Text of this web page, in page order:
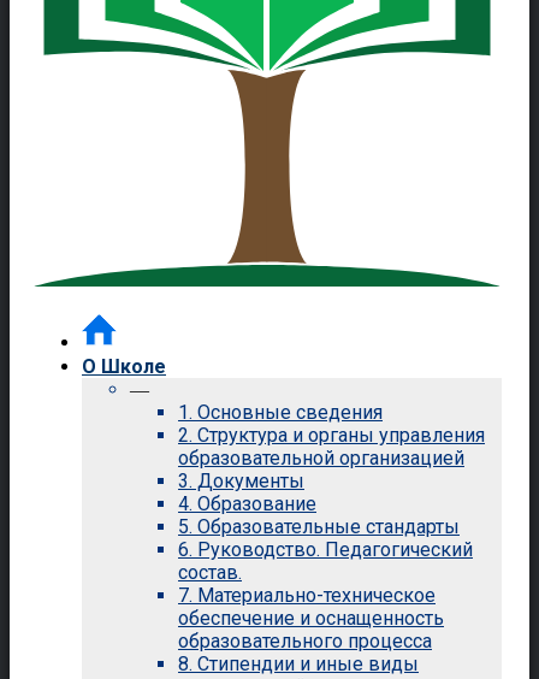
О Школе
—
1. Основные сведения
2. Структура и органы управления
образовательной организацией
3. Документы
4. Образование
5. Образовательные стандарты
6. Руководство. Педагогический
состав.
7. Материально-техническое
обеспечение и оснащенность
образовательного процесса
8. Стипендии и иные виды